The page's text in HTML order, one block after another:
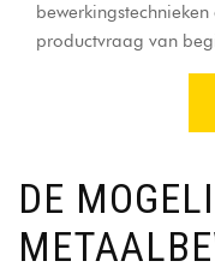
productvraag van
DE